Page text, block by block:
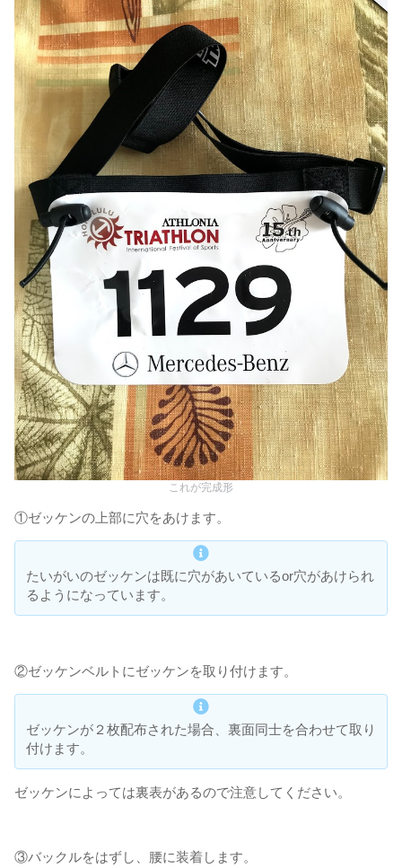
これが完成形
①ゼッケンの上部に穴をあけます。
たいがいのゼッケンは既に穴があいているor穴があけられ
るようになっています。
②ゼッケンベルトにゼッケンを取り付けます。
ゼッケンが２枚配布された場合、裏面同士を合わせて取り
付けます。
ゼッケンによっては裏表があるので注意してください。
③バックルをはずし、腰に装着します。